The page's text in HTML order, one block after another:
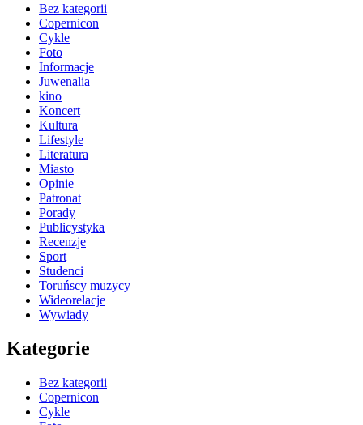
Bez kategorii
Copernicon
Cykle
Foto
Informacje
Juwenalia
kino
Koncert
Kultura
Lifestyle
Literatura
Miasto
Opinie
Patronat
Porady
Publicystyka
Recenzje
Sport
Studenci
Toruńscy muzycy
Wideorelacje
Wywiady
Kategorie
Bez kategorii
Copernicon
Cykle